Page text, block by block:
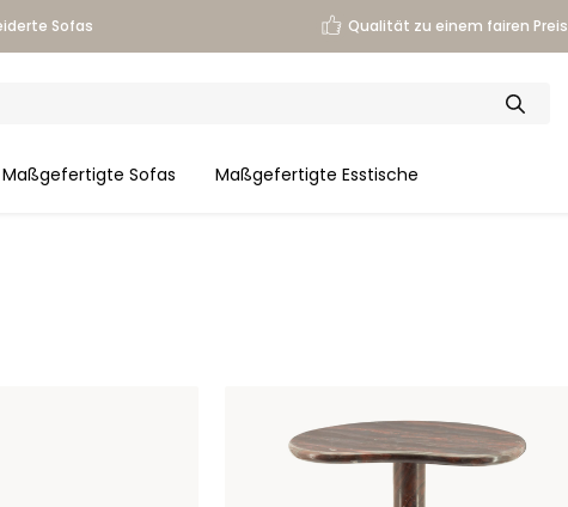
Sofas Qualität zu einem fairen Preis
Maßgefertigte Sofas Maßgefertigte Esstische